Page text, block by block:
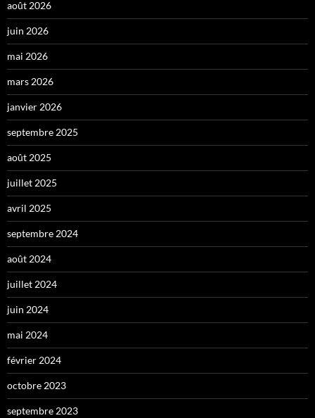
août 2026
juin 2026
mai 2026
mars 2026
janvier 2026
septembre 2025
août 2025
juillet 2025
avril 2025
septembre 2024
août 2024
juillet 2024
juin 2024
mai 2024
février 2024
octobre 2023
septembre 2023